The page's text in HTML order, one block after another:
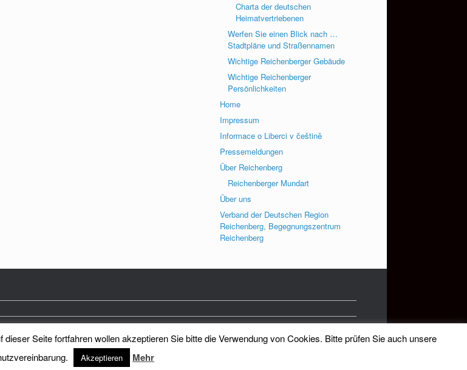
Charta der deutschen
Heimatvertriebenen
Werfen Sie einen Blick nach …
Stadtpläne und Straßennamen
Wichtige Reichenberger Gebäude
Wichtige Reichenberger
Persönlichkeiten
Home
Impressum
Informace o Liberci v češtině
Pressemeldungen
Über Reichenberg
Reichenberger Mundart
Über uns
Verband der Deutschen Region
Reichenberg, Begegnungszentrum
Reichenberg
Stadt und Land e.V. Theme bySiteOrigin
Seite fortfahren wollen akzeptieren Sie bitte die Verwendung von Cookies. Bitte prüfen Sie auch unsere
Akzeptieren Mehr